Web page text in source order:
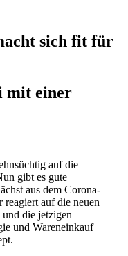
sich fit für
mit einer
auf die
gibt es gute
aus dem Corona-
auf die neuen
die jetzigen
und Wareneinkauf